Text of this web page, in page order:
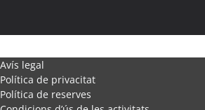
Activitats Teambuilding Empreses Alcora
Activitats Família Amics Alcora
Colònies Escolars Alcora
Avís legal
Política de privacitat
Política de reserves